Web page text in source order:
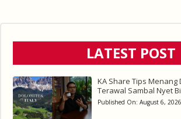
LATEST POST
KA Share Tips Menang
Terawal Sambal Nyet
Published On: August 6, 2026